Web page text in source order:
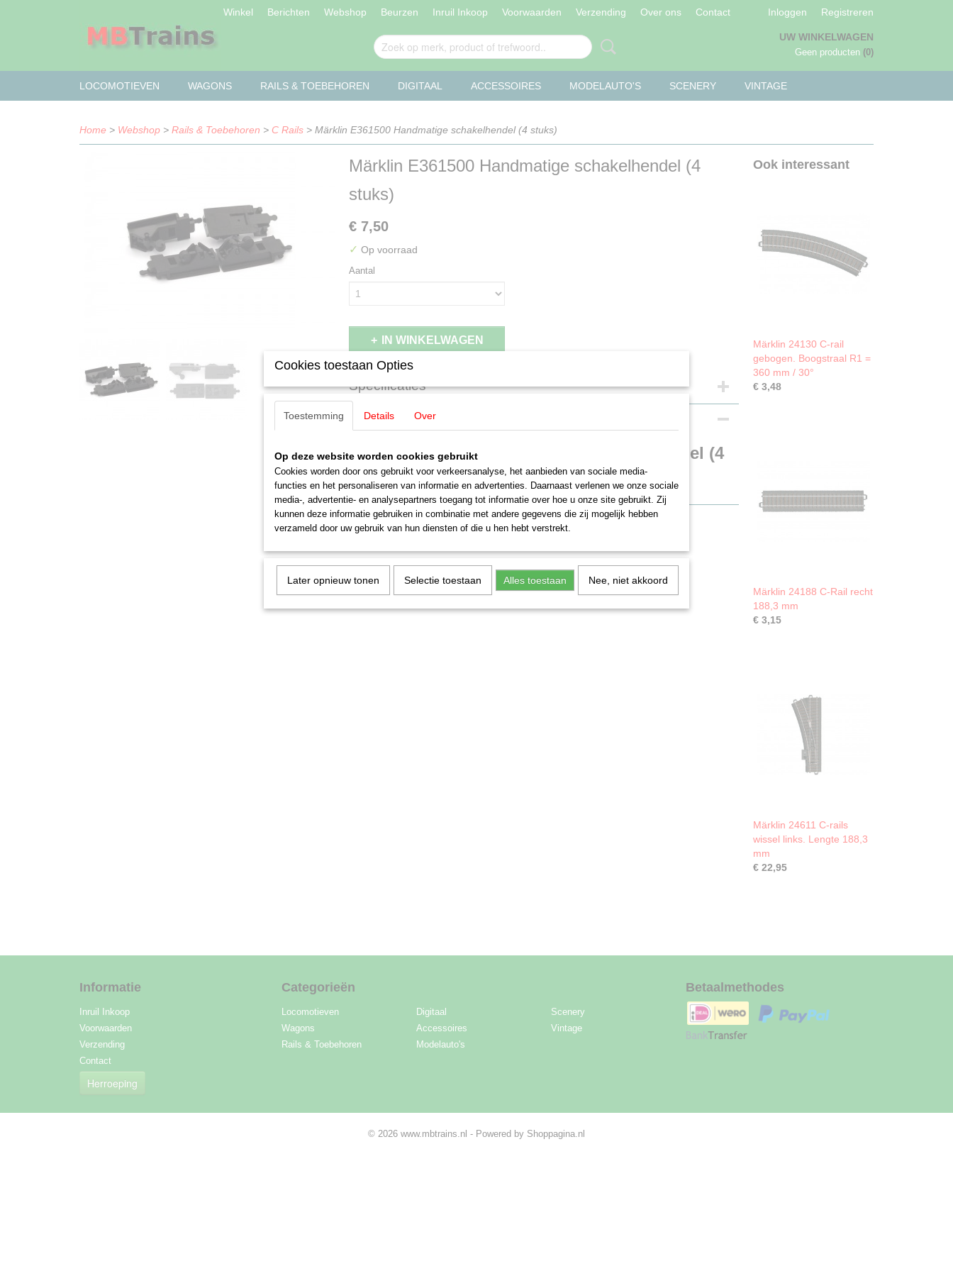
Winkel Berichten Webshop Beurzen Inruil Inkoop Voorwaarden Verzending Over ons Contact Inloggen Registreren
UW WINKELWAGEN
Geen producten (0)
LOCOMOTIEVEN WAGONS RAILS & TOEBEHOREN DIGITAAL ACCESSOIRES MODELAUTO'S SCENERY VINTAGE
Home > Webshop > Rails & Toebehoren > C Rails > Märklin E361500 Handmatige schakelhendel (4 stuks)
Märklin E361500 Handmatige schakelhendel (4
stuks)
€ 7,50
✓ Op voorraad
Aantal
IN WINKELWAGEN
Specificaties
Productcode leverancier
Omschrijving
Märklin E361500 Handmatige schakelhendel (4
stuks)
Ook interessant
Märklin 24130 C-rail
gebogen. Boogstraal R1 =
360 mm / 30°
€ 3,48
Märklin 24188 C-Rail recht
188,3 mm
€ 3,15
Märklin 24611 C-rails
wissel links. Lengte 188,3
mm
€ 22,95
Informatie
Inruil Inkoop
Voorwaarden
Verzending
Contact
Herroeping
Categorieën
Locomotieven
Wagons
Rails & Toebehoren
Digitaal
Accessoires
Modelauto's
Scenery
Vintage
Betaalmethodes
© 2026 www.mbtrains.nl - Powered by Shoppagina.nl
Cookies toestaan Opties
Toestemming Details Over
Op deze website worden cookies gebruikt
Cookies worden door ons gebruikt voor verkeersanalyse, het aanbieden van sociale media-
functies en het personaliseren van informatie en advertenties. Daarnaast verlenen we onze sociale
media-, advertentie- en analysepartners toegang tot informatie over hoe u onze site gebruikt. Zij
kunnen deze informatie gebruiken in combinatie met andere gegevens die zij mogelijk hebben
verzameld door uw gebruik van hun diensten of die u hen hebt verstrekt.
Later opnieuw tonen Selectie toestaan Alles toestaan Nee, niet akkoord